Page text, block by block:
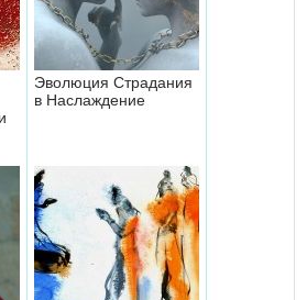
Эволюция Страдания
в Наслаждение